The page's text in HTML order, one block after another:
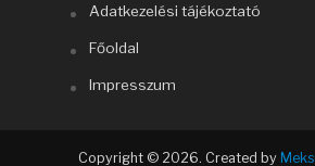
Adatkezelési tájékoztató
Főoldal
Impresszum
Copyright © 2026. Created by Meks